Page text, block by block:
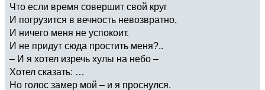
Что если время совершит свой круг
И погрузится в вечность невозвратно,
И ничего меня не успокоит.
И не придут сюда простить меня?..
– И я хотел изречь хулы на небо –
Хотел сказать: …
Но голос замер мой – и я проснулся.